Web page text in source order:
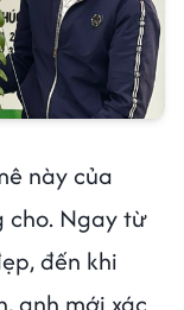
này của
cho. Ngay từ
đến khi
anh mới xác